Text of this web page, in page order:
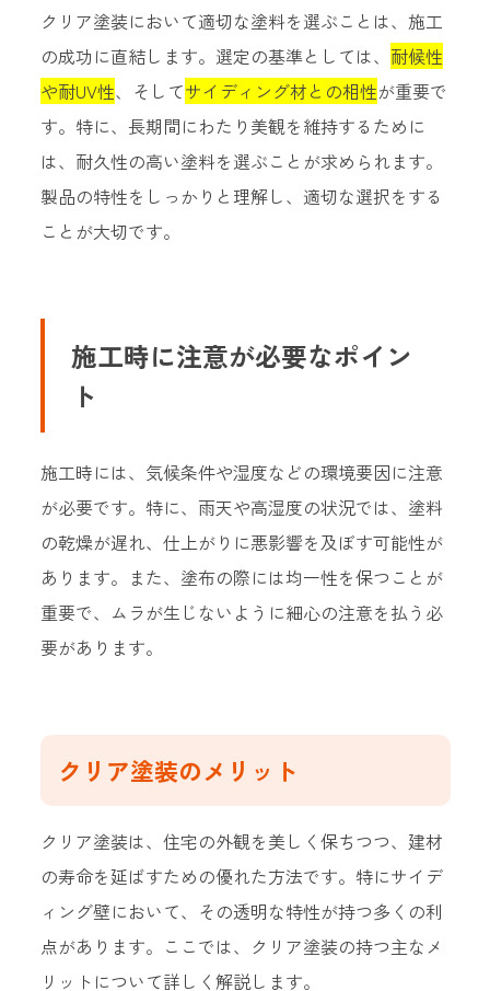
クリア塗装において適切な塗料を選ぶことは、施工
の成功に直結します。選定の基準としては、 耐候性
や耐UV性、そしてサイディング材との相性が重要で
す。特に、長期間にわたり美観を維持するために
は、耐久性の高い塗料を選ぶことが求められます。
製品の特性をしっかりと理解し、適切な選択をする
ことが大切です。
施工時に注意が必要なポイン
ト
施工時には、気候条件や湿度などの環境要因に注意
が必要です。特に、雨天や高湿度の状況では、塗料
の乾燥が遅れ、仕上がりに悪影響を及ぼす可能性が
あります。また、塗布の際には均一性を保つことが
重要で、ムラが生じないように細心の注意を払う必
要があります。
クリア塗装のメリット
クリア塗装は、住宅の外観を美しく保ちつつ、建材
の寿命を延ばすための優れた方法です。特にサイデ
ィング壁において、その透明な特性が持つ多くの利
点があります。ここでは、クリア塗装の持つ主なメ
リットについて詳しく解説します。